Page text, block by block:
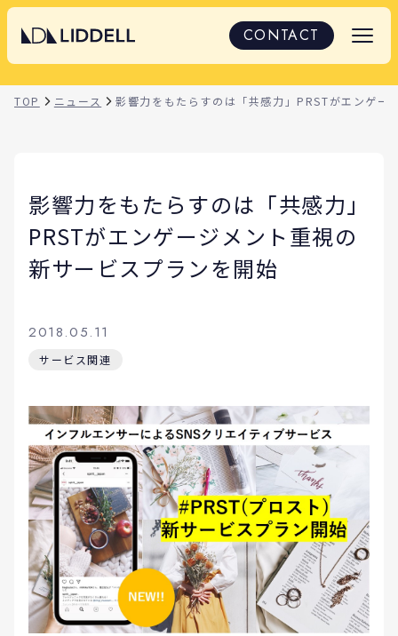
CONTACT
TOP ニュース 影響力をもたらすのは「共感力」PRSTがエンゲー
影響力をもたらすのは「共感力」
PRSTがエンゲージメント重視の
新サービスプランを開始
2018.05.11
サービス関連